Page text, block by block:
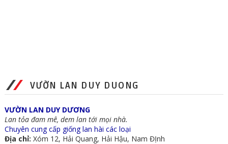
VƯỜN LAN DUY DUONG
VƯỜN LAN DUY DƯƠNG
Lan tỏa đam mê, dem lan tới mọi nhà.
Chuyên cung cấp giống lan hài các loại
Địa chỉ: Xóm 12, Hải Quang, Hải Hậu, Nam ĐỊnh